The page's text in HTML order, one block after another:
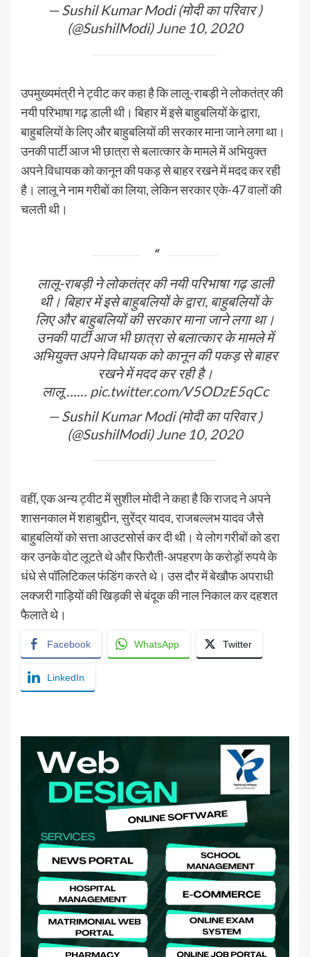
— Sushil Kumar Modi (मोदी का परिवार )
(@SushilModi)June 10, 2020
उपमुख्यमंत्री ने ट्वीट कर कहा है कि लालू-राबड़ी ने लोकतंत्र की
नयी परिभाषा गढ़ डाली थी। बिहार में इसे बाहुबलियों के द्वारा,
बाहुबलियों के लिए और बाहुबलियों की सरकार माना जाने लगा था।
उनकी पार्टी आज भी छात्रा से बलात्कार के मामले में अभियुक्त
अपने विधायक को कानून की पकड़ से बाहर रखने में मदद कर रही
है। लालू ने नाम गरीबों का लिया, लेकिन सरकार एके-47 वालों की
चलती थी।
लालू-राबड़ी ने लोकतंत्र की नयी परिभाषा गढ़ डाली
थी। बिहार में इसे बाहुबलियों के द्वारा, बाहुबलियों के
लिए और बाहुबलियों की सरकार माना जाने लगा था।
उनकी पार्टी आज भी छात्रा से बलात्कार के मामले में
अभियुक्त अपने विधायक को कानून की पकड़ से बाहर
रखने में मदद कर रही है।
लालू …… pic.twitter.com/V5ODzE5qCc
— Sushil Kumar Modi (मोदी का परिवार )
(@SushilModi) June 10, 2020
वहीं, एक अन्य ट्वीट में सुशील मोदी ने कहा है कि राजद ने अपने
शासनकाल में शहाबुद्दीन, सुरेंद्र यादव, राजबल्लभ यादव जैसे
बाहुबलियों को सत्ता आउटसोर्स कर दी थी। ये लोग गरीबों को डरा
कर उनके वोट लूटते थे और फिरौती-अपहरण के करोड़ों रुपये के
धंधे से पॉलिटिकल फंडिंग करते थे। उस दौर में बेखौफ अपराधी
लक्जरी गाड़ियों की खिड़की से बंदूक की नाल निकाल कर दहशत
फैलाते थे।
Facebook WhatsApp Twitter
LinkedIn